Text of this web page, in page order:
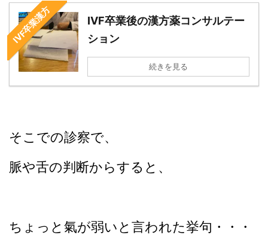
IVF卒業漢方
IVF卒業後の漢方薬コンサルテー
ション
続きを見る
そこでの診察で、
脈や舌の判断からすると、
ちょっと氣が弱いと言われた挙句・・・